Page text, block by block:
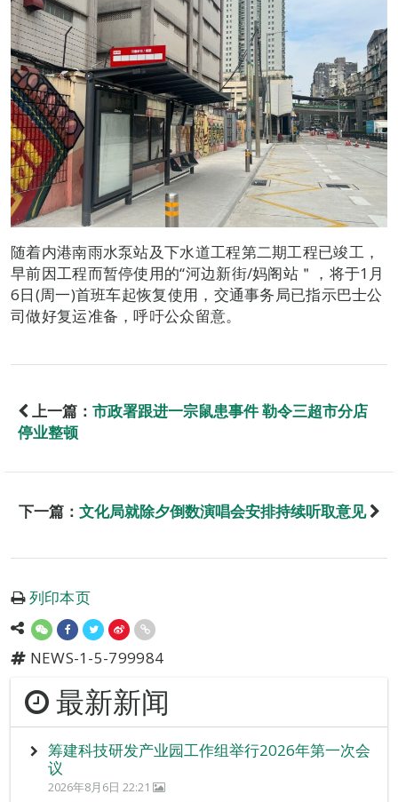
随着内港南雨水泵站及下水道工程第二期工程已竣工，
早前因工程而暂停使用的“河边新街/妈阁站＂，将于1月
6日(周一)首班车起恢复使用，交通事务局已指示巴士公
司做好复运准备，呼吁公众留意。
上一篇： 市政署跟进一宗鼠患事件 勒令三超市分店
停业整顿
下一篇： 文化局就除夕倒数演唱会安排持续听取意见
列印本页
NEWS-1-5-799984
最新新闻
筹建科技研发产业园工作组举行2026年第一次会
议
2026年8月6日 22:21